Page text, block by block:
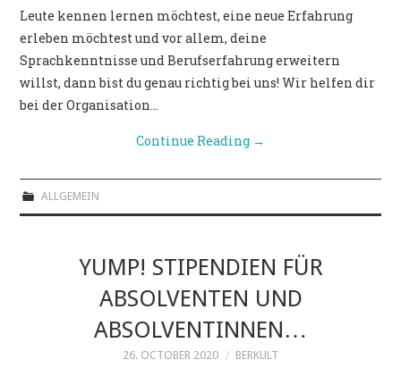
Leute kennen lernen möchtest, eine neue Erfahrung
erleben möchtest und vor allem, deine
Sprachkenntnisse und Berufserfahrung erweitern
willst, dann bist du genau richtig bei uns! Wir helfen dir
bei der Organisation…
Continue Reading →
ALLGEMEIN
YUMP! STIPENDIEN FÜR
ABSOLVENTEN UND
ABSOLVENTINNEN…
26. OCTOBER 2020 BERKULT